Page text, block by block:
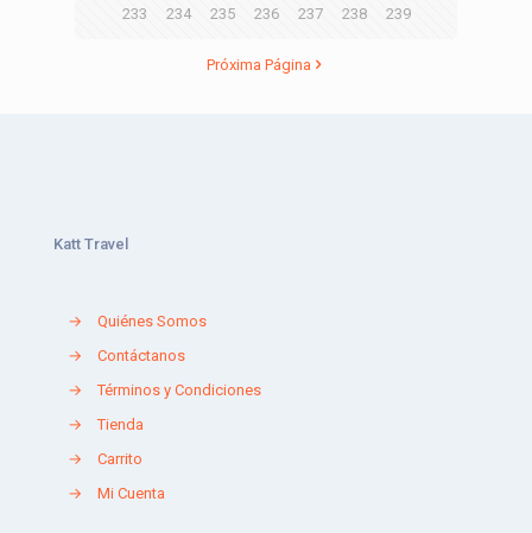
233 234 235 236 237 238 239
Próxima Página
Katt Travel
→
Quiénes Somos
→
Contáctanos
→
Términos y Condiciones
→
Tienda
→
Carrito
→
Mi Cuenta